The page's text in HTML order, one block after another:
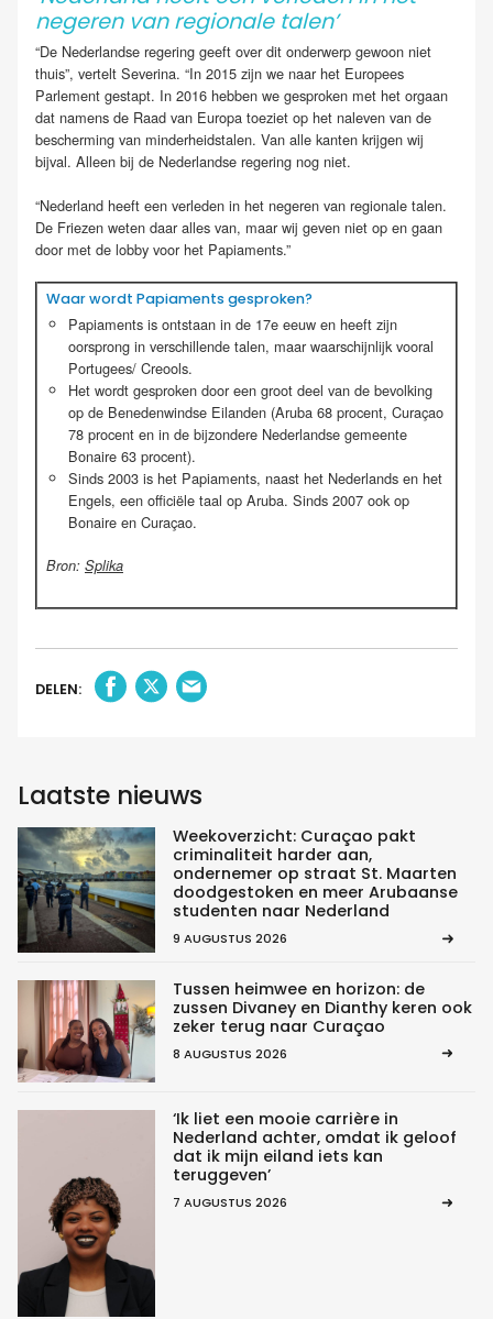
negeren van regionale talen’
“De Nederlandse regering geeft over dit onderwerp gewoon niet
thuis”, vertelt Severina. “In 2015 zijn we naar het Europees
Parlement gestapt. In 2016 hebben we gesproken met het orgaan
dat namens de Raad van Europa toeziet op het naleven van de
bescherming van minderheidstalen. Van alle kanten krijgen wij
bijval. Alleen bij de Nederlandse regering nog niet.
“Nederland heeft een verleden in het negeren van regionale talen.
De Friezen weten daar alles van, maar wij geven niet op en gaan
door met de lobby voor het Papiaments.”
Waar wordt Papiaments gesproken?
Papiaments is ontstaan in de 17e eeuw en heeft zijn
oorsprong in verschillende talen, maar waarschijnlijk vooral
Portugees/ Creools.
Het wordt gesproken door een groot deel van de bevolking
op de Benedenwindse Eilanden (Aruba 68 procent, Curaçao
78 procent en in de bijzondere Nederlandse gemeente
Bonaire 63 procent).
Sinds 2003 is het Papiaments, naast het Nederlands en het
Engels, een officiële taal op Aruba. Sinds 2007 ook op
Bonaire en Curaçao.
Bron: Splika
DELEN:
Laatste nieuws
Weekoverzicht: Curaçao pakt
criminaliteit harder aan,
ondernemer op straat St. Maarten
doodgestoken en meer Arubaanse
studenten naar Nederland
9 AUGUSTUS 2026
Tussen heimwee en horizon: de
zussen Divaney en Dianthy keren ook
zeker terug naar Curaçao
8 AUGUSTUS 2026
‘Ik liet een mooie carrière in
Nederland achter, omdat ik geloof
dat ik mijn eiland iets kan
teruggeven’
7 AUGUSTUS 2026